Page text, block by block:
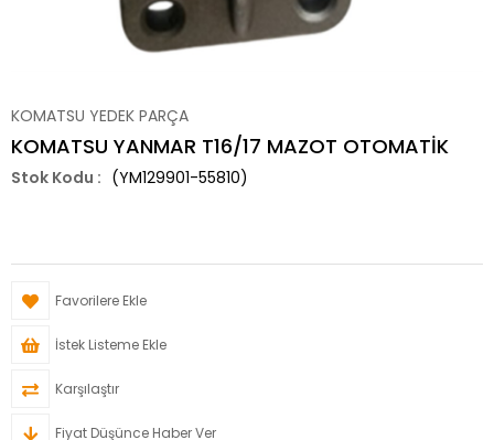
KOMATSU YEDEK PARÇA
KOMATSU YANMAR T16/17 MAZOT OTOMATİK
(YM129901-55810)
Favorilere Ekle
İstek Listeme Ekle
Karşılaştır
Fiyat Düşünce Haber Ver